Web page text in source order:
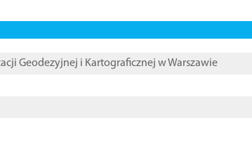
Geodezyjnej i Kartograficznej w Warszawie